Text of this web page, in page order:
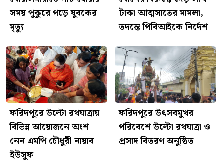
সময় পুকুরে পড়ে যুবকের
মৃত্যু
টাকা আত্মসাতের মামলা,
তদন্তে পিবিআইকে নির্দেশ
ফরিদপুরে উল্টো রথযাত্রায়
বিভিন্ন আয়োজনে অংশ
নেন এমপি চৌধুরী নায়াব
ইউসুফ
ফরিদপুরে উৎসবমুখর
পরিবেশে উল্টো রথযাত্রা ও
প্রসাদ বিতরণ অনুষ্ঠিত